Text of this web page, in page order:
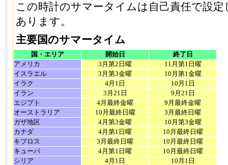
この時計のサマータイムは自己責任で設
あります。
主要国のサマータイム
国・エリア 開始日
終了日
アメリカ
3月第2日曜
11月第1日曜
イスラエル
3月第3金曜
10月第1金曜
イラク
4月1日
10月1日
イラン
3月21日
9月21日
エジプト
4月最終金曜
9月最終金曜
オーストラリア
10月最終日曜
3月最終日曜
ガザ地区
4月第3金曜
10月第3金曜
カナダ
4月第1日曜
10月最終日曜
キプロス
3月最終日曜
10月最終日曜
キューバ
4月第1日曜
10月最終日曜
シリア
4月1日
10月1日